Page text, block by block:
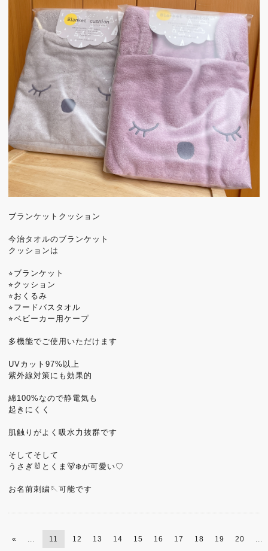
ブランケットクッション
今治タオルのブランケット
クッションは
⭐︎ブランケット
⭐︎クッション
⭐︎おくるみ
⭐︎フードバスタオル
⭐︎ベビーカー用ケープ
多機能でご使用いただけます
UVカット97%以上
紫外線対策にも効果的
綿100%なので静電気も
起きにくく
肌触りがよく吸水力抜群です
そしてそして
うさぎ🐰とくま🐻‍❄️が可愛い♡
お名前刺繍🪡可能です
« 11 12 13 14 15 16 17 18 19 20